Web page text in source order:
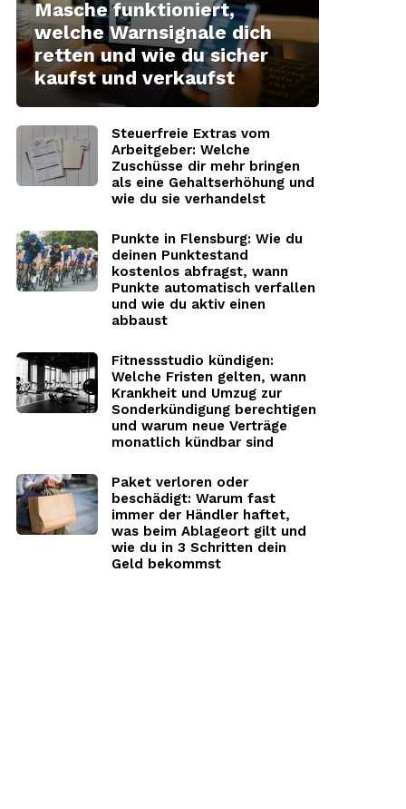
Masche funktioniert,
welche Warnsignale dich
retten und wie du sicher
kaufst und verkaufst
Steuerfreie Extras vom
Arbeitgeber: Welche
Zuschüsse dir mehr bringen
als eine Gehaltserhöhung und
wie du sie verhandelst
Punkte in Flensburg: Wie du
deinen Punktestand
kostenlos abfragst, wann
Punkte automatisch verfallen
und wie du aktiv einen
abbaust
Fitnessstudio kündigen:
Welche Fristen gelten, wann
Krankheit und Umzug zur
Sonderkündigung berechtigen
und warum neue Verträge
monatlich kündbar sind
Paket verloren oder
beschädigt: Warum fast
immer der Händler haftet,
was beim Ablageort gilt und
wie du in 3 Schritten dein
Geld bekommst